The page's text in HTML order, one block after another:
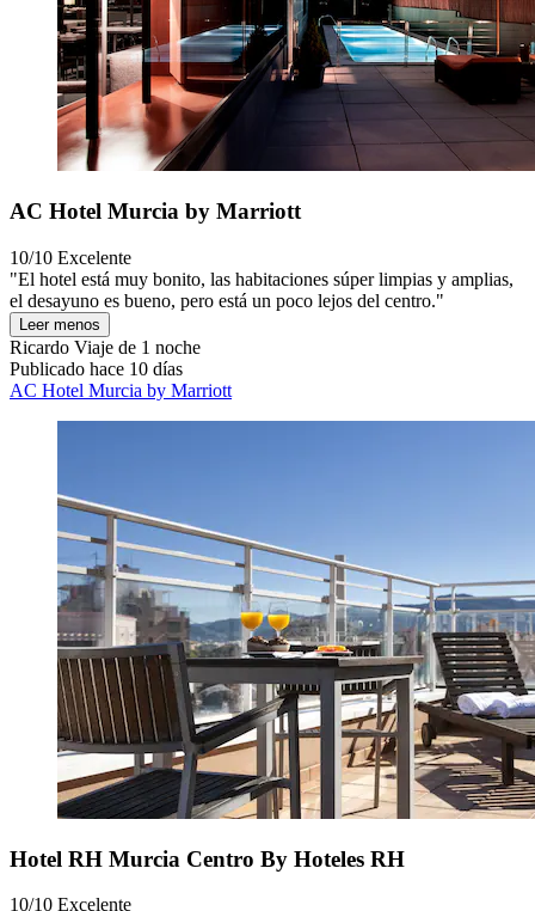
AC Hotel Murcia by Marriott
10/10 Excelente
"El hotel está muy bonito, las habitaciones súper limpias y amplias,
el desayuno es bueno, pero está un poco lejos del centro."
Leer menos
Ricardo Viaje de 1 noche
Publicado hace 10 días
AC Hotel Murcia by Marriott
Hotel RH Murcia Centro By Hoteles RH
10/10 Excelente